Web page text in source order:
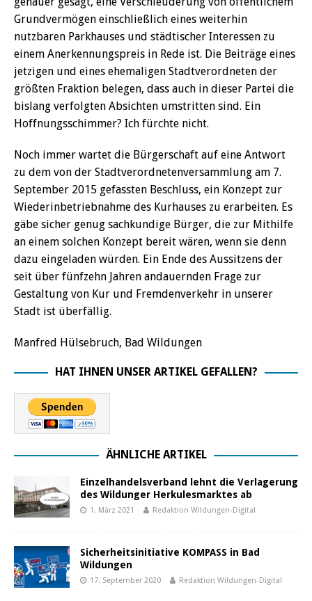
Grundvermögen einschließlich eines weiterhin
nutzbaren Parkhauses und städtischer Interessen zu
einem Anerkennungspreis in Rede ist. Die Beiträge eines
jetzigen und eines ehemaligen Stadtverordneten der
größten Fraktion belegen, dass auch in dieser Partei die
bislang verfolgten Absichten umstritten sind. Ein
Hoffnungsschimmer? Ich fürchte nicht.
Noch immer wartet die Bürgerschaft auf eine Antwort
zu dem von der Stadtverordnetenversammlung am 7.
September 2015 gefassten Beschluss, ein Konzept zur
Wiederinbetriebnahme des Kurhauses zu erarbeiten. Es
gäbe sicher genug sachkundige Bürger, die zur Mithilfe
an einem solchen Konzept bereit wären, wenn sie denn
dazu eingeladen würden. Ein Ende des Aussitzens der
seit über fünfzehn Jahren andauernden Frage zur
Gestaltung von Kur und Fremdenverkehr in unserer
Stadt ist überfällig.
Manfred Hülsebruch, Bad Wildungen
HAT IHNEN UNSER ARTIKEL GEFALLEN?
ÄHNLICHE ARTIKEL
Einzelhandelsverband lehnt die Verlagerung
des Wildunger Herkulesmarktes ab
1. März 2021 Redaktion Wildungen-Digital
Sicherheitsinitiative KOMPASS in Bad
Wildungen
17. September 2020 Redaktion Wildungen-Digital